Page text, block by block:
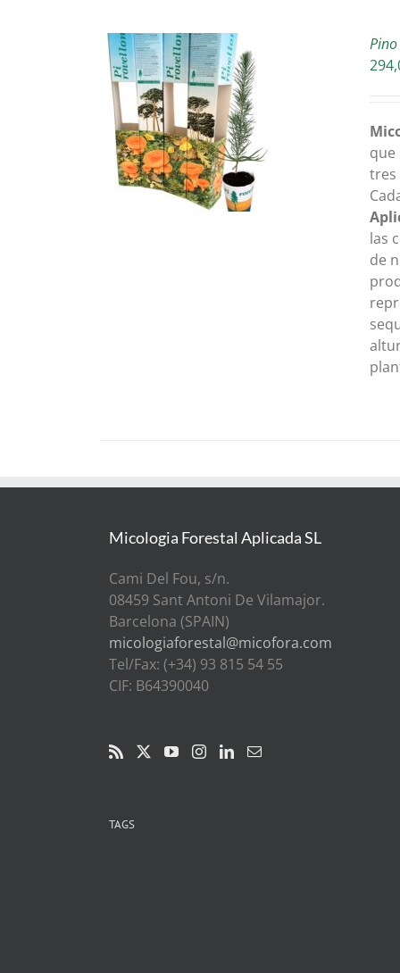
que
tres
las
de
Micologia Forestal Aplicada SL
Cami Del Fou, s/n.
08459 Sant Antoni De Vilamajor.
Barcelona (SPAIN)
micologiaforestal@micofora.com
Tel/Fax: (+34) 93 815 54 55
CIF: B64390040
TAGS